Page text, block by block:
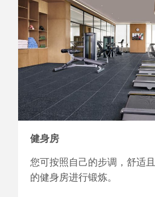
健身房
您可按照自己的步调，舒适
的健身房进行锻炼。